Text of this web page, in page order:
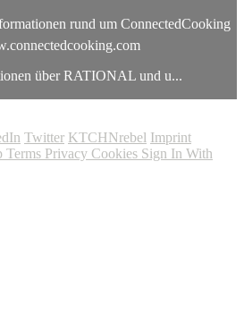
rund um ConnectedCooking
über RATIONAL und u...
Twitter KTCHNrebel Imprint
Terms Privacy Cookies Sign In With